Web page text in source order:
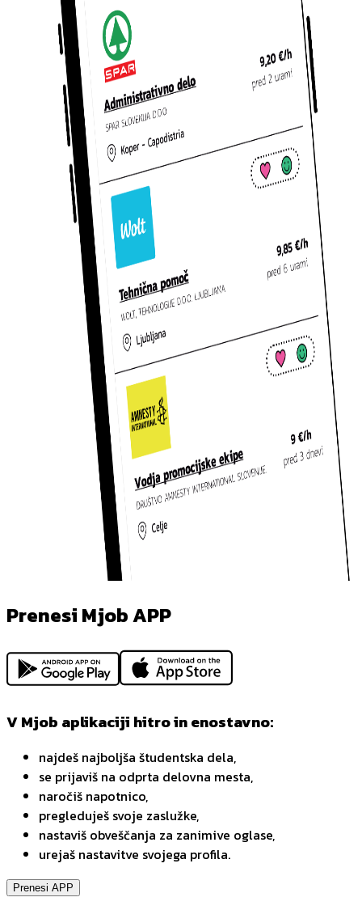
Prenesi Mjob APP
V Mjob aplikaciji hitro in enostavno:
najdeš najboljša študentska dela,
se prijaviš na odprta delovna mesta,
naročiš napotnico,
pregleduješ svoje zaslužke,
nastaviš obveščanja za zanimive oglase,
urejaš nastavitve svojega profila.
Prenesi APP